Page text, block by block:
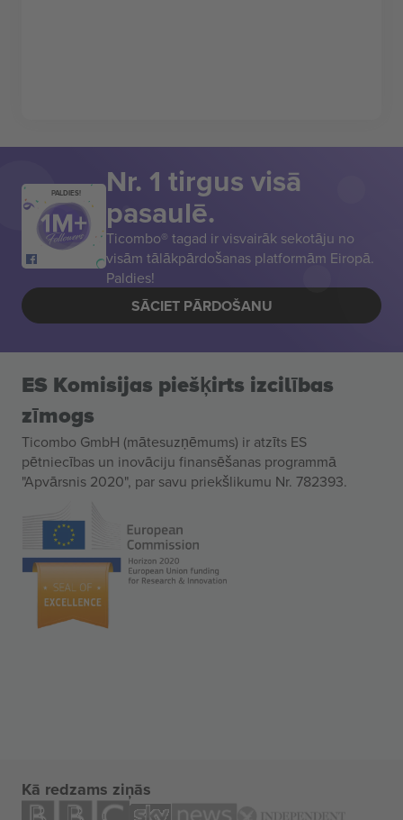
PALDIES! Nr. 1 tirgus visā
pasaulē.
Ticombo® tagad ir visvairāk sekotāju no
visām tālākpārdošanas platformām Eiropā.
Paldies!
SĀCIET PĀRDOŠANU
ES Komisijas piešķirts izcilības
zīmogs
Ticombo GmbH (mātesuzņēmums) ir atzīts ES
pētniecības un inovāciju finansēšanas programmā
"Apvārsnis 2020", par savu priekšlikumu Nr. 782393.
Kā redzams ziņās